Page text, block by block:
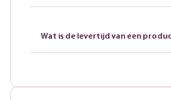
Wat is de levertijd van een